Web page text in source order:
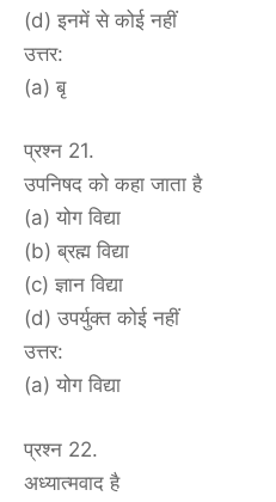
(d) इनमें से कोई नहीं
उत्तर:
(a) बृ
प्रश्न 21.
उपनिषद को कहा जाता है
(a) योग विद्या
(b) ब्रह्म विद्या
(c) ज्ञान विद्या
(d) उपर्युक्त कोई नहीं
उत्तर:
(a) योग विद्या
प्रश्न 22.
अध्यात्मवाद है